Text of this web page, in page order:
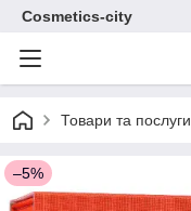
Cosmetics-city
Товари та послуги
–5%